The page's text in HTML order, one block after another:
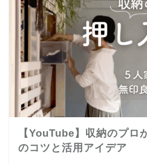
【YouTube】収納のプロ
のコツと活用アイデア